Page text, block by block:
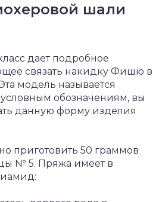
шали
дает подробное
связать накидку Фишю в
модель называется
обозначениям, вы
данную форму изделия
приготовить 50 граммов
№ 5. Пряжа имеет в